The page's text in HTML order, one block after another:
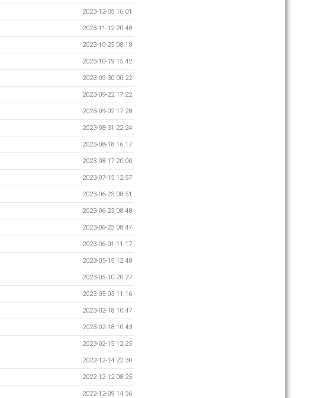
2023-12-05 16:01
2023-11-12 20:48
2023-10-25 08:18
2023-10-19 15:42
2023-09-30 00:22
2023-09-22 17:22
2023-09-02 17:28
2023-08-31 22:24
2023-08-18 16:17
2023-08-17 20:00
2023-07-15 12:57
2023-06-23 08:51
2023-06-23 08:48
2023-06-23 08:47
2023-06-01 11:17
2023-05-15 12:48
2023-05-10 20:27
2023-05-03 11:16
2023-02-18 10:47
2023-02-18 10:43
2023-02-15 12:25
2022-12-14 22:30
2022-12-12 08:25
2022-12-09 14:56